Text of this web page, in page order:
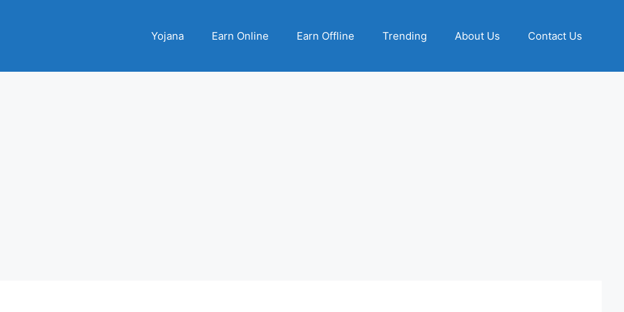
Yojana Earn Online Earn Offline Trending About Us Contact Us